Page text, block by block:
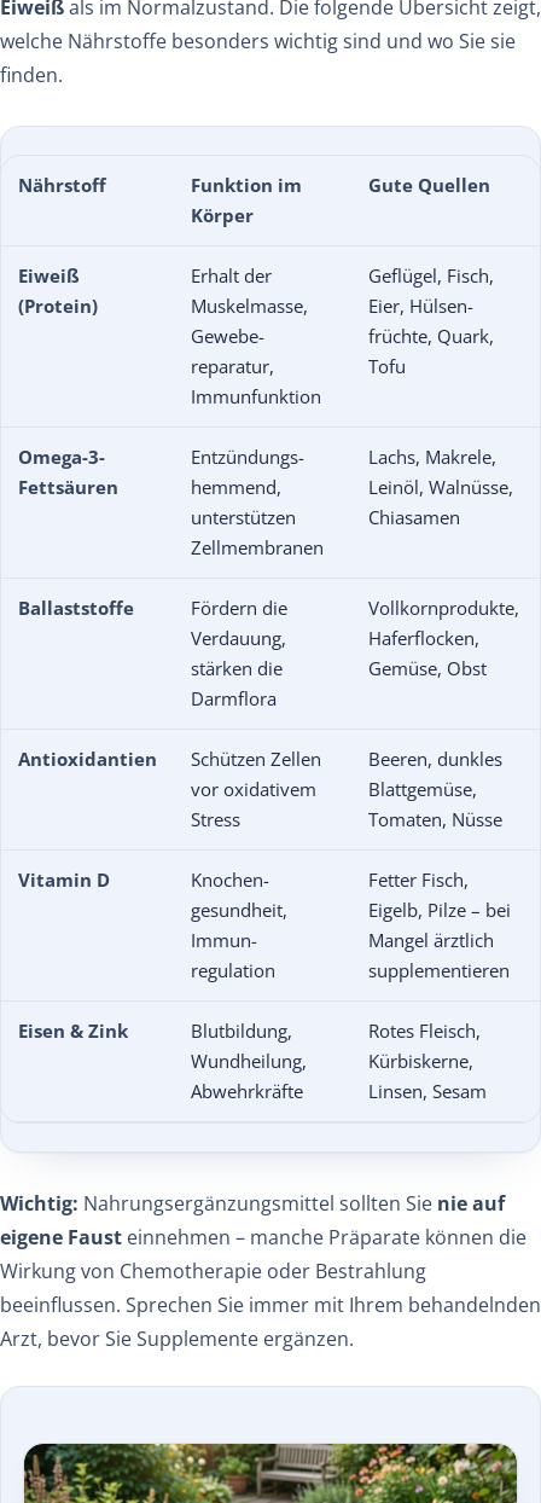
Eiweißals im Normalzustand. Die folgende Übersicht zeigt,
welche Nährstoffe besonders wichtig sind und wo Sie sie
finden.
Nährstoff
Funktion im
Körper
Gute Quellen
Eiweiß
(Protein)
Erhalt der
Muskel­masse,
Gewebe­
reparatur,
Immun­funktion
Geflügel, Fisch,
Eier, Hülsen­
früchte, Quark,
Tofu
Omega-3-
Fettsäuren
Entzündungs­
hemmend,
unterstützen
Zell­membranen
Lachs, Makrele,
Leinöl, Walnüsse,
Chiasamen
Ballaststoffe
Fördern die
Verdauung,
stärken die
Darm­flora
Vollkorn­produkte,
Hafer­flocken,
Gemüse, Obst
Antioxidantien
Schützen Zellen
vor oxidativem
Stress
Beeren, dunkles
Blattgemüse,
Tomaten, Nüsse
Vitamin D
Knochen­
gesundheit,
Immun­
regulation
Fetter Fisch,
Eigelb, Pilze – bei
Mangel ärztlich
supplementieren
Eisen & Zink
Blut­bildung,
Wund­heilung,
Abwehr­kräfte
Rotes Fleisch,
Kürbis­kerne,
Linsen, Sesam
Wichtig: Nahrungsergänzungsmittel sollten Sie nie auf
eigene Faust einnehmen – manche Präparate können die
Wirkung von Chemotherapie oder Bestrahlung
beeinflussen. Sprechen Sie immer mit Ihrem behandelnden
Arzt, bevor Sie Supplemente ergänzen.